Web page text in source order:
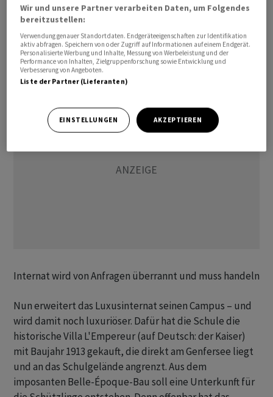
Kanton, eingebettet zwischen dem Genfersee und der
idyllischen Bergkulisse der Waadtländer Alpen: die St.
Georges International School in Montreux VD. Dort
müssen Eltern immerhin «nur» rund 126'500 Dollar im
Jahr für die Ausbildung ihrer Kinder berappen.
Internat wird von Anfragen überrannt und muss handeln
Nun erweitert das Luxusinternat seinen Campus – und
wird damit noch luxuriöser. Dafür hat die Schule die
historische Villa L'Empereur (auf Deutsch: der Kaiser)
mit Baujahr 1913 gekauft, die direkt am Genfersee liegt
und an das Schulgelände angrenzt. Aus dem
imposanten Belle-Époque-Bau soll eine Unterkunft für
Wir und unsere Partner verarbeiten Daten, um Folgendes
bereitzustellen:
Verwendung genauer Standortdaten. Endgeräteeigenschaften zur Identifikation
aktiv abfragen. Speichern von oder Zugriff auf Informationen auf einem Endgerät.
Personalisierte Werbung und Inhalte, Messung von Werbeleistung und der
Performance von Inhalten, Zielgruppenforschung sowie Entwicklung und
Verbesserung von Angeboten.
Liste der Partner (Lieferanten)
EINSTELLUNGEN AKZEPTIEREN